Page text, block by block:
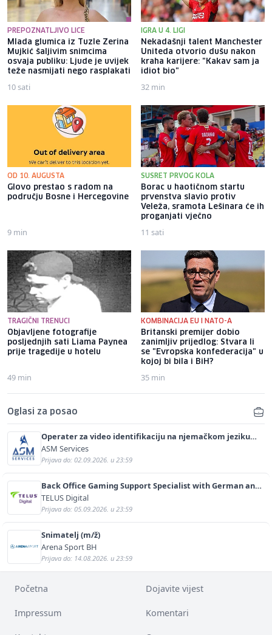
PREPOZNATLJIVO LICE
Mlada glumica iz Tuzle Zerina
Mujkić šaljivim snimcima
osvaja publiku: Ljude je uvijek
teže nasmijati nego rasplakati
10 sati
IGRA U 4. LIGI
Nekadašnji talent Manchester
Uniteda otvorio dušu nakon
kraha karijere: "Kakav sam ja
idiot bio"
32 min
OD 10. AUGUSTA
Glovo prestao s radom na
području Bosne i Hercegovine
9 min
SUSRET PRVOG KOLA
Borac u haotičnom startu
prvenstva slavio protiv
Veleža, sramota Lešinara će ih
proganjati vječno
11 sati
TRAGIČNI TRENUCI
Objavljene fotografije
posljednjih sati Liama ​​Paynea
prije tragedije u hotelu
49 min
KOMBINACIJA EU I NATO-A
Britanski premijer dobio
zanimljiv prijedlog: Stvara li
se "Evropska konfederacija" u
kojoj bi bila i BiH?
35 min
Oglasi za posao
Operater za video identifikaciju na njemačkom jeziku
(m/ž)
ASM Services
Prijava do: 02.09.2026. u 23:59
Back Office Gaming Support Specialist with German and
English (m/f)
TELUS Digital
Prijava do: 05.09.2026. u 23:59
Snimatelj (m/ž)
Arena Sport BH
Prijava do: 14.08.2026. u 23:59
Početna Dojavite vijest
Impressum Komentari